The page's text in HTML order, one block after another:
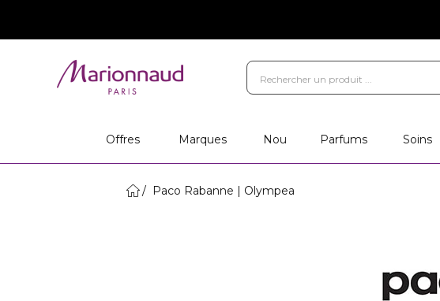
Offres Marques Nou Parfums Soins
Paco Rabanne | Olympea